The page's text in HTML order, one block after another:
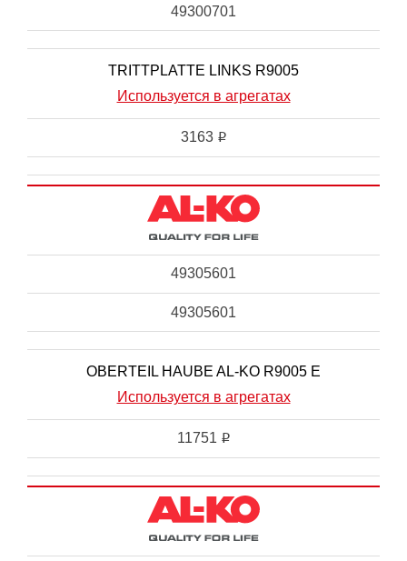
49300701
TRITTPLATTE LINKS R9005
Используется в агрегатах
3163 i
49305601
49305601
OBERTEIL HAUBE AL-KO R9005 E
Используется в агрегатах
11751 i